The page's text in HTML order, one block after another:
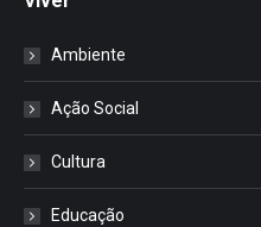
Ambiente
Ação Social
Cultura
Educação